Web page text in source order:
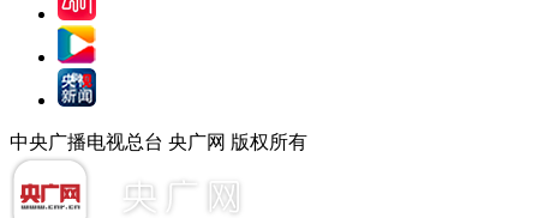
中央广播电视总台 央广网 版权所有